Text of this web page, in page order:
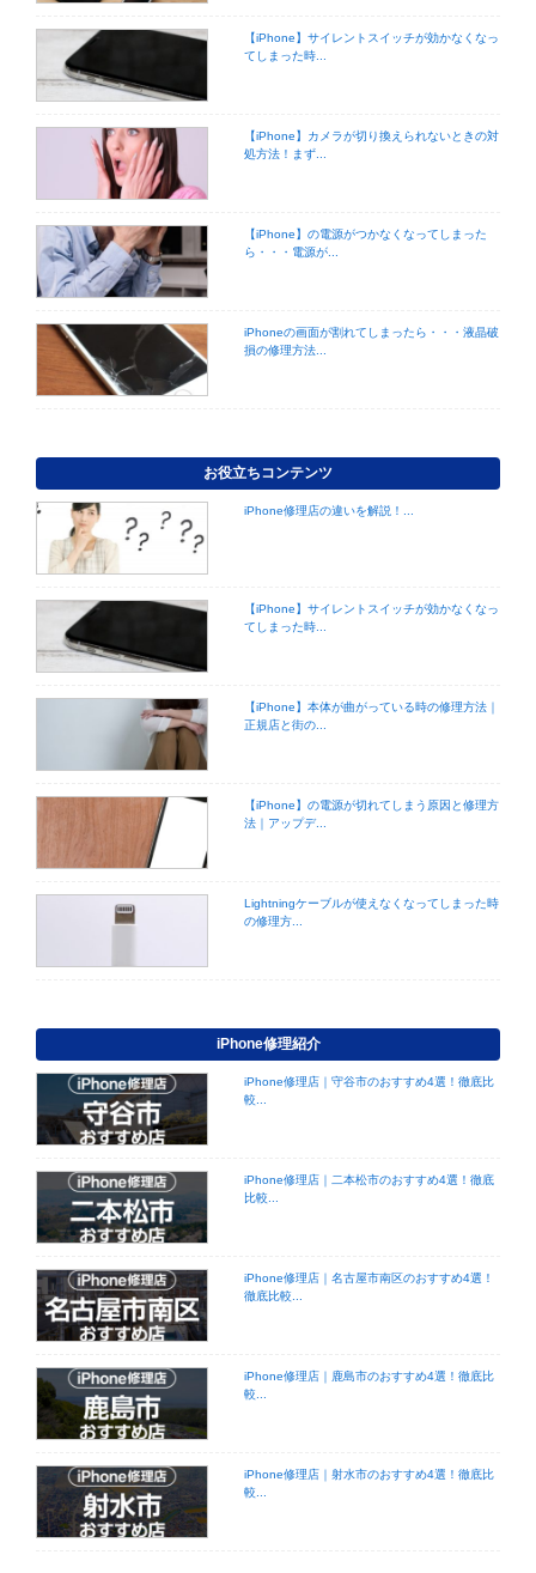
【iPhone】サイレントスイッチが効かなくなっ
てしまった時...
【iPhone】カメラが切り換えられないときの対
処方法！まず...
【iPhone】の電源がつかなくなってしまった
ら・・・電源が...
iPhoneの画面が割れてしまったら・・・液晶破
損の修理方法...
お役立ちコンテンツ
iPhone修理店の違いを解説！...
【iPhone】サイレントスイッチが効かなくなっ
てしまった時...
【iPhone】本体が曲がっている時の修理方法｜
正規店と街の...
【iPhone】の電源が切れてしまう原因と修理方
法｜アップデ...
Lightningケーブルが使えなくなってしまった時
の修理方...
iPhone修理紹介
iPhone修理店｜守谷市のおすすめ4選！徹底比
較...
iPhone修理店｜二本松市のおすすめ4選！徹底
比較...
iPhone修理店｜名古屋市南区のおすすめ4選！
徹底比較...
iPhone修理店｜鹿島市のおすすめ4選！徹底比
較...
iPhone修理店｜射水市のおすすめ4選！徹底比
較...